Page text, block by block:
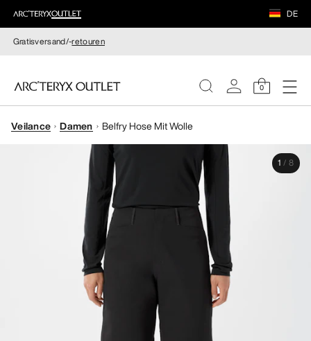
DE
Gratisversand/-retouren
0
DAMEN
Veilance Damen Belfry Hose Mit Wolle
1 / 8